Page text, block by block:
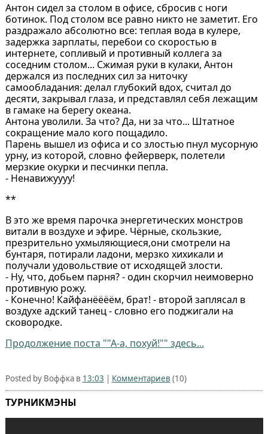
Антон сидел за столом в офисе, сбросив с ноги
ботинок. Под столом все равно никто не заметит. Его
раздражало абсолютно все: теплая вода в кулере,
задержка зарплаты, перебои со скоростью в
интернете, сопливый и противный коллега за
соседним столом... Сжимая руки в кулаки, Антон
держался из последних сил за ниточку
самообладания: делал глубокий вдох, считал до
десяти, закрывал глаза, и представлял себя лежащим
в гамаке на берегу океана.
Антона уволили. За что? Да, ни за что... Штатное
сокращение мало кого пощадило.
Парень вышел из офиса и со злостью пнул мусорную
урну, из которой, словно фейерверк, полетели
мерзкие окурки и песчинки пепла.
- Ненавижуууу!
**
В это же время парочка энергетических монстров
витали в воздухе и эфире. Чёрные, скользкие,
презрительно ухмыляющиеся,они смотрели на
бунтаря, потирали ладони, мерзко хихикали и
получали удовольствие от исходящей злости.
- Ну, что, добьем парня? - один скорчил неимоверно
противную рожу.
- Конечно! Кайфанёёёём, брат! - второй заплясал в
воздухе адский танец - словно его поджигали на
сковородке.
Продолжение поста ""А-а, похуй!"" здесь...
Posted by Воффка в 13:03 | Комментариев (10)
ТУРНИКМЭНЫ